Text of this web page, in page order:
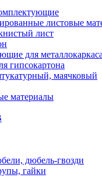
листовые
лист
для металлокаркаса
гипсокартона
маячковый
материалы
дюбель-гвозди
гайки